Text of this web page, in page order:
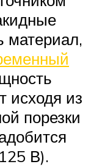
материал,
исходя из
порезки
В).